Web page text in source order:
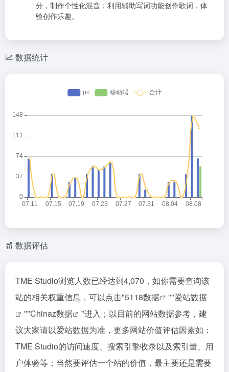
分，制作个性化混音；利用辅助写词功能创作歌词，体
验创作乐趣。
数据统计
数据评估
TME Studio浏览人数已经达到4,070，如你需要查询该
站的相关权重信息，可以点击"5118数据 ""爱站数据
""Chinaz数据
"进入；以目前的网站数据参考，建
议大家请以爱站数据为准，更多网站价值评估因素如：
TME Studio的访问速度、搜索引擎收录以及索引量、用
户体验等；当然要评估一个站的价值，最主要还是需要